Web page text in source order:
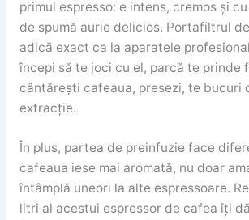
primul espresso: e intens, cremos și
de spumă aurie delicios. Portafiltrul
adică exact ca la aparatele
începi să te joci cu el, parcă te prinde
cântărești cafeaua, presezi, te bucuri
extracție.
În plus, partea de preinfuzie face
cafeaua iese mai aromată, nu doar
întâmplă uneori la alte espressoare.
litri al acestui espressor de cafea îți